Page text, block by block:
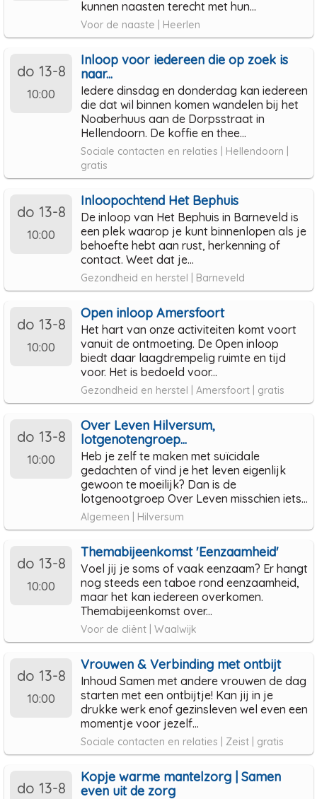
kunnen naasten terecht met hun...
Voor de naaste | Heerlen
do 13-8
10:00
Inloop voor iedereen die op zoek is
naar...
Iedere dinsdag en donderdag kan iedereen
die dat wil binnen komen wandelen bij het
Noaberhuus aan de Dorpsstraat in
Hellendoorn. De koffie en thee...
Sociale contacten en relaties | Hellendoorn |
gratis
do 13-8
10:00
Inloopochtend Het Bephuis
De inloop van Het Bephuis in Barneveld is
een plek waarop je kunt binnenlopen als je
behoefte hebt aan rust, herkenning of
contact. Weet dat je...
Gezondheid en herstel | Barneveld
do 13-8
10:00
Open inloop Amersfoort
Het hart van onze activiteiten komt voort
vanuit de ontmoeting. De Open inloop
biedt daar laagdrempelig ruimte en tijd
voor. Het is bedoeld voor...
Gezondheid en herstel | Amersfoort | gratis
do 13-8
10:00
Over Leven Hilversum,
lotgenotengroep...
Heb je zelf te maken met suïcidale
gedachten of vind je het leven eigenlijk
gewoon te moeilijk? Dan is de
lotgenootgroep Over Leven misschien iets...
Algemeen | Hilversum
do 13-8
10:00
Themabijeenkomst 'Eenzaamheid'
Voel jij je soms of vaak eenzaam? Er hangt
nog steeds een taboe rond eenzaamheid,
maar het kan iedereen overkomen.
Themabijeenkomst over...
Voor de cliënt | Waalwijk
do 13-8
10:00
Vrouwen & Verbinding met ontbijt
Inhoud Samen met andere vrouwen de dag
starten met een ontbijtje! Kan jij in je
drukke werk enof gezinsleven wel even een
momentje voor jezelf...
Sociale contacten en relaties | Zeist | gratis
do 13-8
Kopje warme mantelzorg | Samen
even uit de zorg